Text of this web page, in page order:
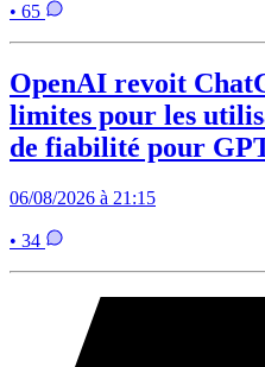
• 65
OpenAI revoit
limites pour les
de fiabilité pour
06/08/2026 à 21:15
• 34